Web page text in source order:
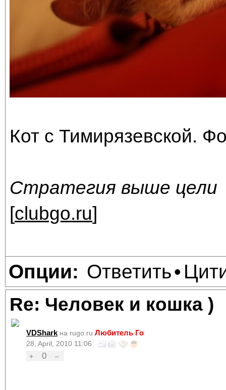
Кот с Тимирязевской.
Стратегия выше цели
[clubgo.ru]
Опции: Ответить•
Re: Человек и кошка )
VDShark на rugo.ru Любитель Го
28, April, 2010 11:06
+
0 –